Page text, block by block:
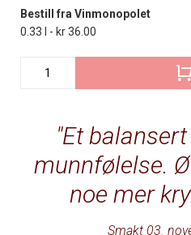
Et
munnfølelse.
noe mer
Smakt 03.
Bestill fra Vinmonopolet
0.33 l - kr 36.00